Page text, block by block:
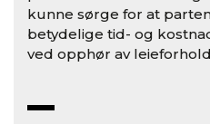
kunne sørge for at
betydelige tid- og
ved opphør av